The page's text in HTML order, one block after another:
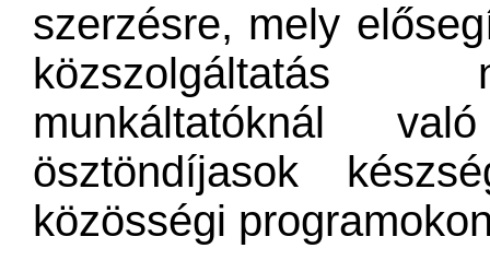
szerzésre, mely
közszolgáltatás
munkáltatóknál
ösztöndíjasok
közösségi